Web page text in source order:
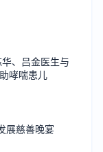
、吕金医生与
哮喘患儿
展慈善晚宴